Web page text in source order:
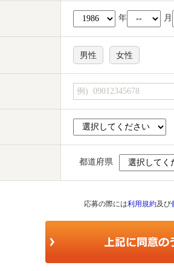
年 月
男性 女性
都道府県
応募の際には利用規約及び